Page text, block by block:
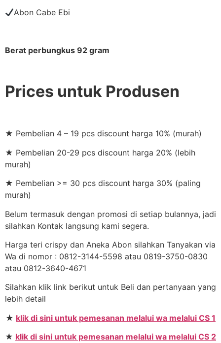
Abon Cabe Ebi
Berat perbungkus 92 gram
Prices untuk Produsen
★ Pembelian 4 – 19 pcs discount harga 10% (murah)
★ Pembelian 20-29 pcs discount harga 20% (lebih
murah)
★ Pembelian >= 30 pcs discount harga 30% (paling
murah)
Belum termasuk dengan promosi di setiap bulannya, jadi
silahkan Kontak langsung kami segera.
Harga teri crispy dan Aneka Abon silahkan Tanyakan via
Wa di nomor : 0812-3144-5598 atau 0819-3750-0830
atau 0812-3640-4671
Silahkan klik link berikut untuk Beli dan pertanyaan yang
lebih detail
★ klik di sini untuk pemesanan melalui wa melalui CS 1
★ klik di sini untuk pemesanan melalui wa melalui CS 2